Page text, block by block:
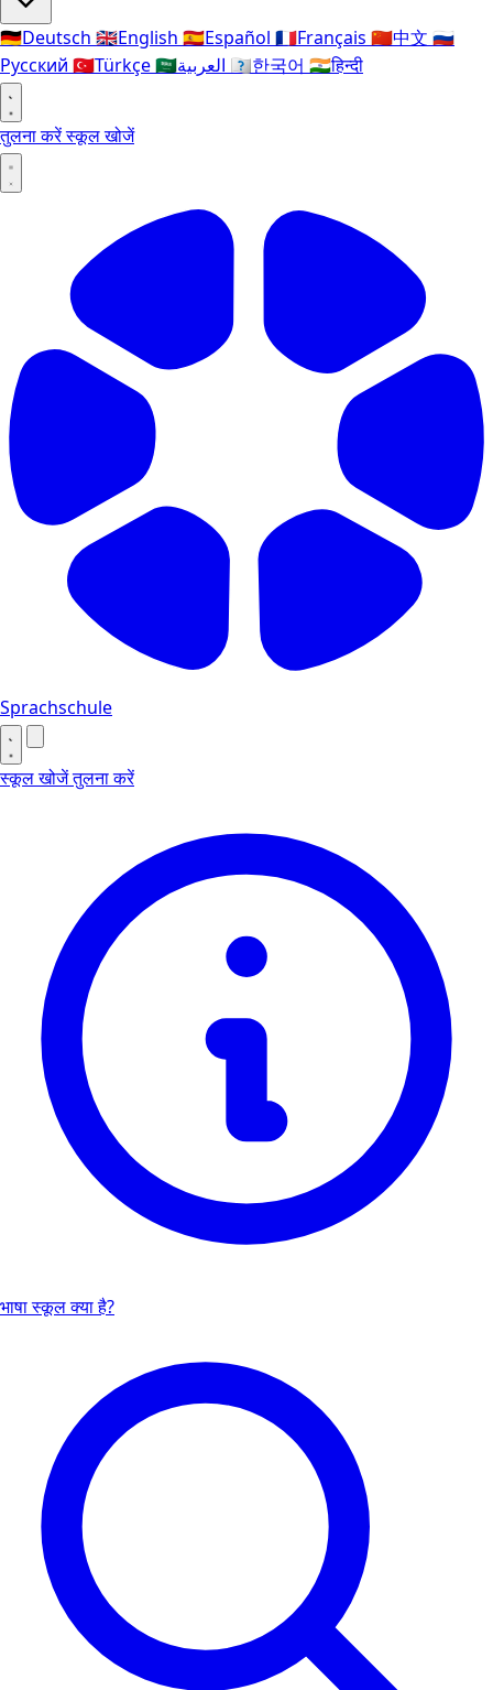
🇩🇪Deutsch 🇬🇧English 🇪🇸Español 🇫🇷Français 🇨🇳中文 🇷🇺
Русский 🇹🇷Türkçe🇸🇦 🇰🇷한국어 🇮🇳हिन्दी
तुलना करेंस्कूल खोजें
Sprachschule
स्कूल खोजेंतुलना करें
भाषा स्कूल क्या है?